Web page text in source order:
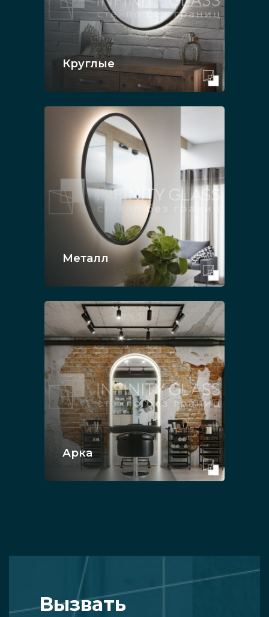
Круглые
Металл
Арка
Вызвать